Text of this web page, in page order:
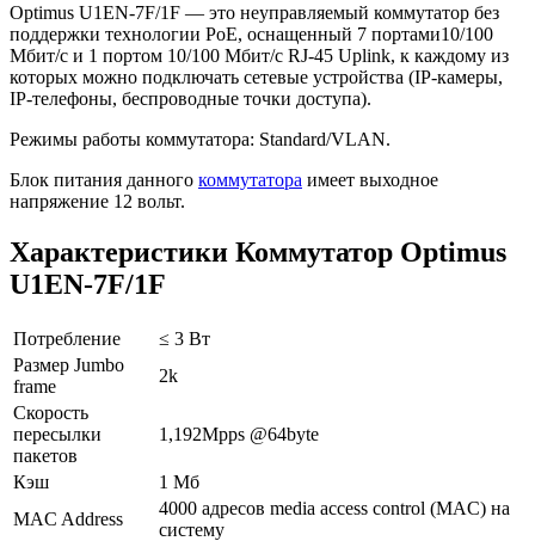
Optimus U1EN-7F/1F — это неуправляемый коммутатор без
поддержки технологии PoE, оснащенный 7 портами10/100
Мбит/с и 1 портом 10/100 Мбит/с RJ-45 Uplink, к каждому из
которых можно подключать сетевые устройства (IP-камеры,
IP-телефоны, беспроводные точки доступа).
Режимы работы коммутатора: Standard/VLAN.
Блок питания данного коммутатора имеет выходное
напряжение 12 вольт.
Характеристики Коммутатор Optimus
U1EN-7F/1F
Потребление
≤ 3 Вт
Размер Jumbo
frame
2k
Скорость
пересылки
пакетов
1,192Mpps @64byte
Кэш
1 Мб
MAC Address
4000 адресов media access control (MAC) на
систему